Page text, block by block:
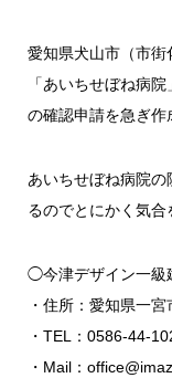
愛知県犬山市（市
「あいちせぼね病
の確認申請を急ぎ作
あいちせぼね病院
るのでとにかく気合
◯今津デザイン一級
・住所：愛知県一
・TEL：0586-44-
・Mail：